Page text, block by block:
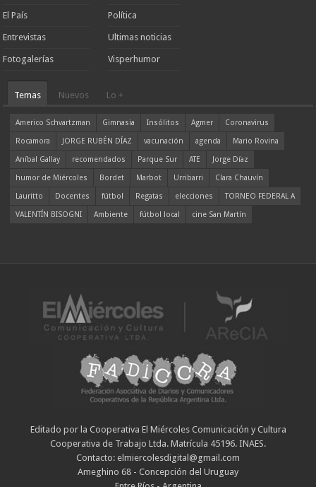
El País
Entrevistas
Fotogalerías
Política
Ultimas noticias
Visperhumor
Temas Nuevos Lo +
Americo Schvartzman Gimnasia Insólitos Agmer
Coronavirus
Rocamora
JORGE RUBÉN DÍAZ vacunación agenda
Mario Rovina
Aníbal Gallay
recomendados Parque Sur ATE
Jorge Díaz
humor de Miércoles
Bordet Marbot Urribarri
Clara Chauvín
Lauritto
Docentes fútbol Regatas elecciones
TORNEO FEDERAL A
VALENTÍN BISOGNI
Ambiente fútbol local cine San Martín
Editado por la Cooperativa El Miércoles Comunicación y Cultura
Cooperativa de Trabajo Ltda. Matrícula 45196. INAES.
Contacto: elmiercolesdigital@gmail.com
Ameghino 68 - Concepción del Uruguay